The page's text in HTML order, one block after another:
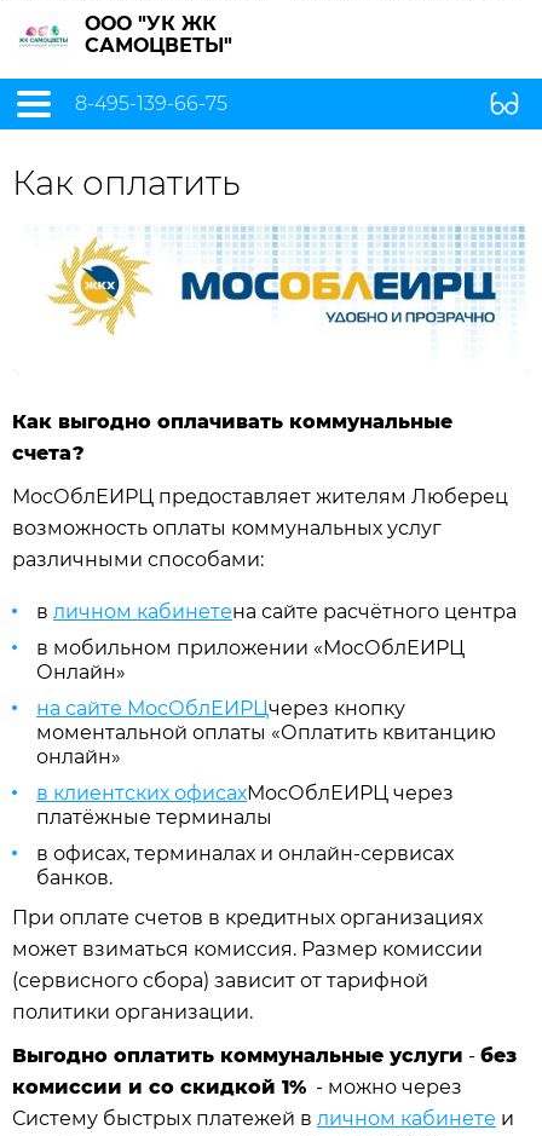
ООО "УК ЖК
САМОЦВЕТЫ"
8-495-139-66-75
Как оплатить
Как выгодно оплачивать коммунальные
счета?
МосОблЕИРЦ предоставляет жителям Люберец
возможность оплаты коммунальных услуг
различными способами:
в личном кабинетена сайте расчётного центра
в мобильном приложении «МосОблЕИРЦ
Онлайн»
на сайте МосОблЕИРЦчерез кнопку
моментальной оплаты «Оплатить квитанцию
онлайн»
в клиентских офисахМосОблЕИРЦ через
платёжные терминалы
в офисах, терминалах и онлайн-сервисах
банков.
При оплате счетов в кредитных организациях
может взиматься комиссия. Размер комиссии
(сервисного сбора) зависит от тарифной
политики организации.
Выгодно оплатить коммунальные услуги - без
комиссии и со скидкой 1% - можно через
Систему быстрых платежей в личном кабинете и